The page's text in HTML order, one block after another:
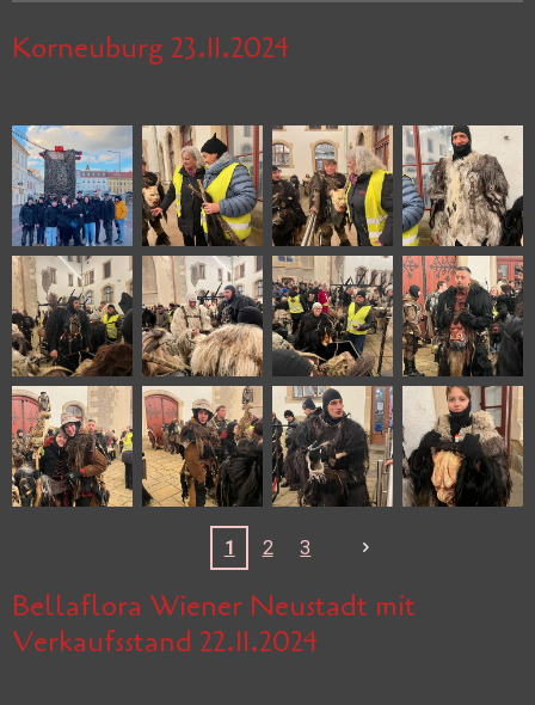
Korneuburg 23.11.2024
1 2 3
Bellaflora Wiener Neustadt mit
Verkaufsstand 22.11.2024